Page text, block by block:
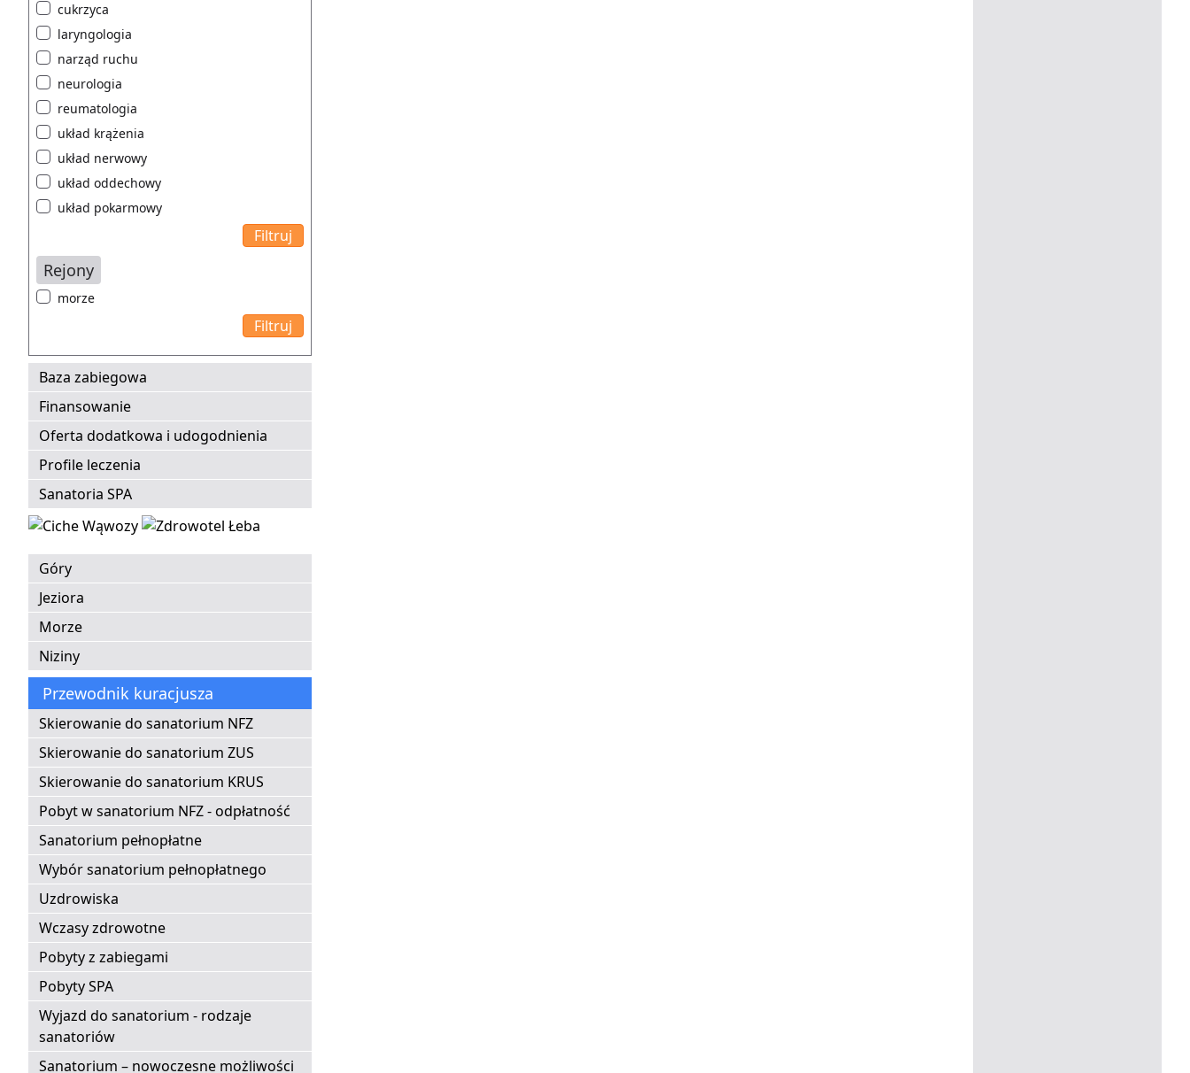
cukrzyca
laryngologia
narząd ruchu
neurologia
reumatologia
układ krążenia
układ nerwowy
układ oddechowy
układ pokarmowy
Rejony
morze
Baza zabiegowa
Finansowanie
Oferta dodatkowa i udogodnienia
Profile leczenia
Sanatoria SPA
Góry
Jeziora
Morze
Niziny
Przewodnik kuracjusza
Skierowanie do sanatorium NFZ
Skierowanie do sanatorium ZUS
Skierowanie do sanatorium KRUS
Pobyt w sanatorium NFZ - odpłatność
Sanatorium pełnopłatne
Wybór sanatorium pełnopłatnego
Uzdrowiska
Wczasy zdrowotne
Pobyty z zabiegami
Pobyty SPA
Wyjazd do sanatorium - rodzaje
sanatoriów
Sanatorium – nowoczesne możliwości